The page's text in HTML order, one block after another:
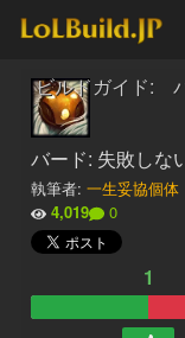
ビルドガイド:
バード: 失敗しな
執筆者: 一生妥協個体
4,019
0
1